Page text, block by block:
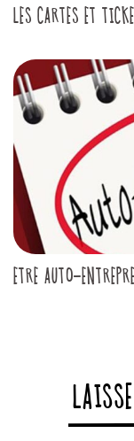
LES CARTES ET
ETRE AUTO-